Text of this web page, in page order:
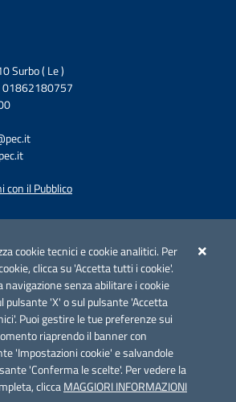
cookie tecnici e cookie analitici. Per
clicca su 'Accetta tutti i cookie'.
navigazione senza abilitare i cookie
pulsante 'X' o sul pulsante 'Accetta
Puoi gestire le tue preferenze sui
riaprendo il banner con
'Impostazioni cookie' e salvandole
'Conferma le scelte'. Per vedere la
cliccaMAGGIORI INFORMAZIONI
Surbo ( Le )
01862180757
con il Pubblico